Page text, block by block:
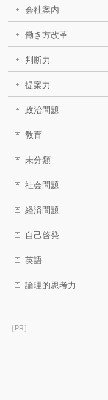
会社案内
働き方改革
判断力
提案力
政治問題
敎育
未分類
社会問題
経済問題
自己啓発
英語
論理的思考力
［PR］